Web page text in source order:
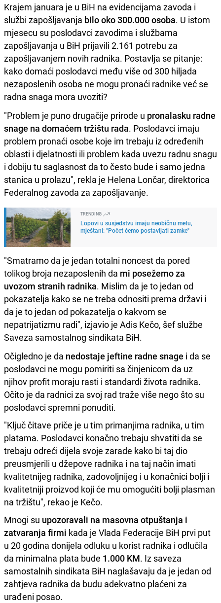
Krajem januara je u BiH na evidencijama zavoda i
službi zapošljavanja bilo oko 300.000 osoba. U istom
mjesecu su poslodavci zavodima i službama
zapošljavanja u BiH prijavili 2.161 potrebu za
zapošljavanjem novih radnika. Postavlja se pitanje:
kako domaći poslodavci među više od 300 hiljada
nezaposlenih osoba ne mogu pronaći radnike već se
radna snaga mora uvoziti?
"Problem je puno drugačije prirode u pronalasku radne
snage na domaćem tržištu rada. Poslodavci imaju
problem pronaći osobe koje im trebaju iz određenih
oblasti i djelatnosti ili problem kada uvezu radnu snagu
i dobiju tu saglasnost da to često bude i samo jedna
stanica u prolazu", rekla je Helena Lončar, direktorica
Federalnog zavoda za zapošljavanje.
TRENDING
Lopovi u susjedstvu imaju neobičnu metu,
mještani: "Počet ćemo postavljati zamke"
"Smatramo da je jedan totalni noncest da pored
tolikog broja nezaposlenih da mi posežemo za
uvozom stranih radnika. Mislim da je to jedan od
pokazatelja kako se ne treba odnositi prema državi i
da je to jedan od pokazatelja o kakvom se
nepatrijatizmu radi", izjavio je Adis Kečo, šef službe
Saveza samostalnog sindikata BiH.
Očigledno je da nedostaje jeftine radne snage i da se
poslodavci ne mogu pomiriti sa činjenicom da uz
njihov profit moraju rasti i standardi života radnika.
Očito je da radnici za svoj rad traže više nego što su
poslodavci spremni ponuditi.
"Ključ čitave priče je u tim primanjima radnika, u tim
platama. Poslodavci konačno trebaju shvatiti da se
trebaju odreći dijela svoje zarade kako bi taj dio
preusmjerili u džepove radnika i na taj način imati
kvalitetnijeg radnika, zadovoljnijeg i u konačnici bolji i
kvalitetniji proizvod koji će mu omogućiti bolji plasman
na tržištu", rekao je Kečo.
Mnogi su upozoravali na masovna otpuštanja i
zatvaranja firmi kada je Vlada Federacije BiH prvi put
u 20 godina donijela odluku u korist radnika i odlučila
da minimalna plata bude 1.000 KM. Iz saveza
samostalnih sindikata BiH naglašavaju da je jedan od
zahtjeva radnika da budu adekvatno plaćeni za
urađeni posao.